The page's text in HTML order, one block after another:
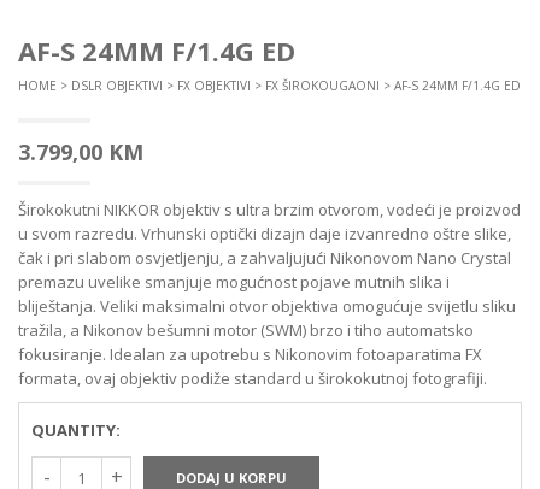
AF-S 24MM F/1.4G ED
HOME > DSLR OBJEKTIVI > FX OBJEKTIVI > FX ŠIROKOUGAONI > AF-S 24MM F/1.4G ED
3.799,00 KM
Širokokutni NIKKOR objektiv s ultra brzim otvorom, vodeći je proizvod
u svom razredu. Vrhunski optički dizajn daje izvanredno oštre slike,
čak i pri slabom osvjetljenju, a zahvaljujući Nikonovom Nano Crystal
premazu uvelike smanjuje mogućnost pojave mutnih slika i
bliještanja. Veliki maksimalni otvor objektiva omogućuje svijetlu sliku
tražila, a Nikonov bešumni motor (SWM) brzo i tiho automatsko
fokusiranje. Idealan za upotrebu s Nikonovim fotoaparatima FX
formata, ovaj objektiv podiže standard u širokokutnoj fotografiji.
QUANTITY:
DODAJ U KORPU